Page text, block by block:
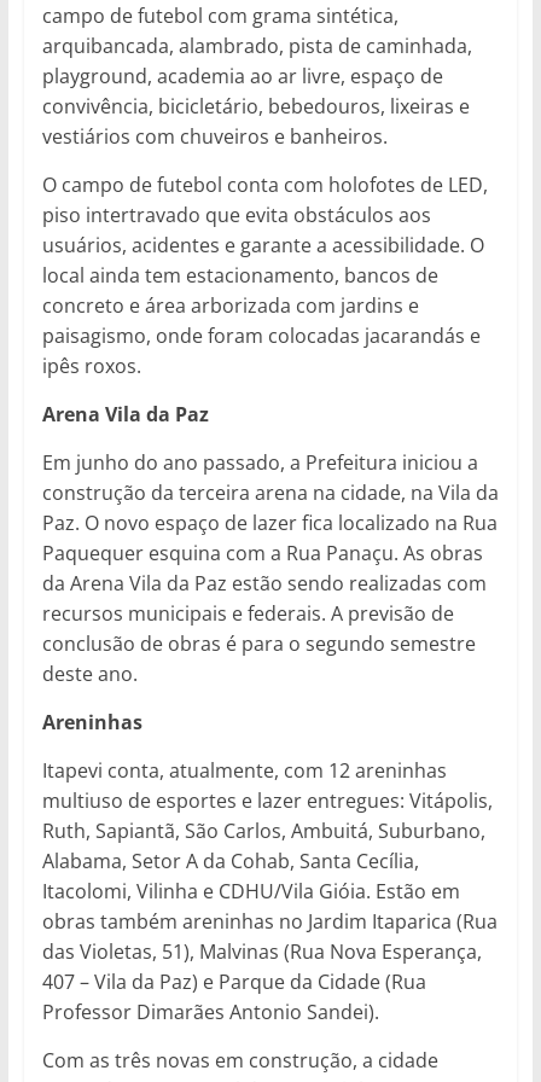
campo de futebol com grama sintética,
arquibancada, alambrado, pista de caminhada,
playground, academia ao ar livre, espaço de
convivência, bicicletário, bebedouros, lixeiras e
vestiários com chuveiros e banheiros.
O campo de futebol conta com holofotes de LED,
piso intertravado que evita obstáculos aos
usuários, acidentes e garante a acessibilidade. O
local ainda tem estacionamento, bancos de
concreto e área arborizada com jardins e
paisagismo, onde foram colocadas jacarandás e
ipês roxos.
Arena Vila da Paz
Em junho do ano passado, a Prefeitura iniciou a
construção da terceira arena na cidade, na Vila da
Paz. O novo espaço de lazer fica localizado na Rua
Paquequer esquina com a Rua Panaçu. As obras
da Arena Vila da Paz estão sendo realizadas com
recursos municipais e federais. A previsão de
conclusão de obras é para o segundo semestre
deste ano.
Areninhas
Itapevi conta, atualmente, com 12 areninhas
multiuso de esportes e lazer entregues: Vitápolis,
Ruth, Sapiantã, São Carlos, Ambuitá, Suburbano,
Alabama, Setor A da Cohab, Santa Cecília,
Itacolomi, Vilinha e CDHU/Vila Gióia. Estão em
obras também areninhas no Jardim Itaparica (Rua
das Violetas, 51), Malvinas (Rua Nova Esperança,
407 – Vila da Paz) e Parque da Cidade (Rua
Professor Dimarães Antonio Sandei).
Com as três novas em construção, a cidade